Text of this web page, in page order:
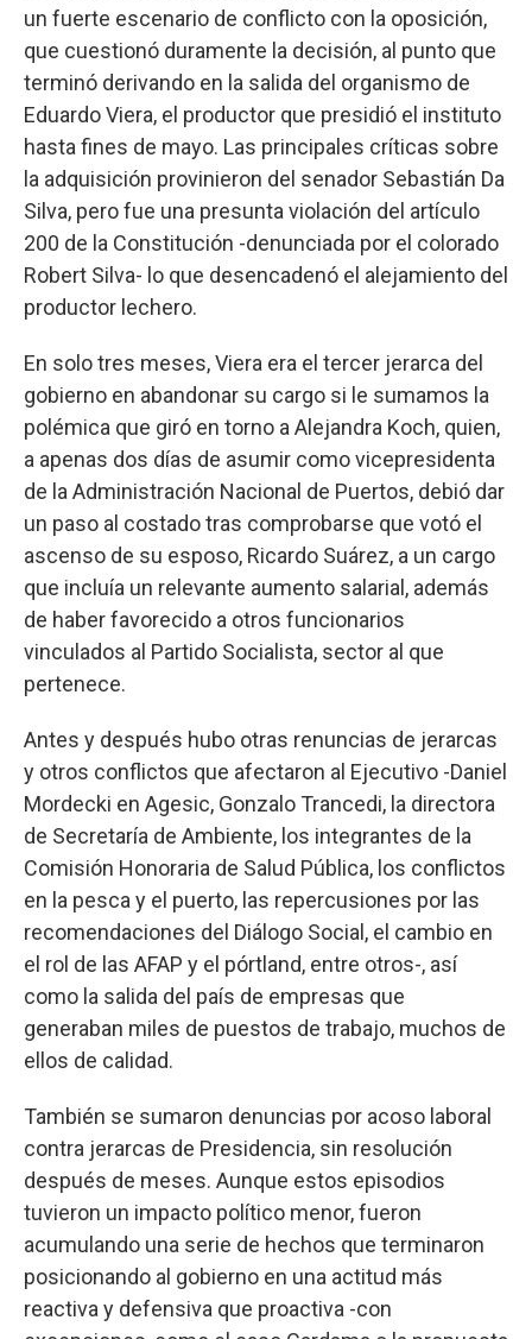
un fuerte escenario de conflicto con la oposición,
que cuestionó duramente la decisión, al punto que
terminó derivando en la salida del organismo de
Eduardo Viera, el productor que presidió el instituto
hasta fines de mayo. Las principales críticas sobre
la adquisición provinieron del senador Sebastián Da
Silva, pero fue una presunta violación del artículo
200 de la Constitución -denunciada por el colorado
Robert Silva- lo que desencadenó el alejamiento del
productor lechero.
En solo tres meses, Viera era el tercer jerarca del
gobierno en abandonar su cargo si le sumamos la
polémica que giró en torno a Alejandra Koch, quien,
a apenas dos días de asumir como vicepresidenta
de la Administración Nacional de Puertos, debió dar
un paso al costado tras comprobarse que votó el
ascenso de su esposo, Ricardo Suárez, a un cargo
que incluía un relevante aumento salarial, además
de haber favorecido a otros funcionarios
vinculados al Partido Socialista, sector al que
pertenece.
Antes y después hubo otras renuncias de jerarcas
y otros conflictos que afectaron al Ejecutivo -Daniel
Mordecki en Agesic, Gonzalo Trancedi, la directora
de Secretaría de Ambiente, los integrantes de la
Comisión Honoraria de Salud Pública, los conflictos
en la pesca y el puerto, las repercusiones por las
recomendaciones del Diálogo Social, el cambio en
el rol de las AFAP y el pórtland, entre otros-, así
como la salida del país de empresas que
generaban miles de puestos de trabajo, muchos de
ellos de calidad.
También se sumaron denuncias por acoso laboral
contra jerarcas de Presidencia, sin resolución
después de meses. Aunque estos episodios
tuvieron un impacto político menor, fueron
acumulando una serie de hechos que terminaron
posicionando al gobierno en una actitud más
reactiva y defensiva que proactiva -con